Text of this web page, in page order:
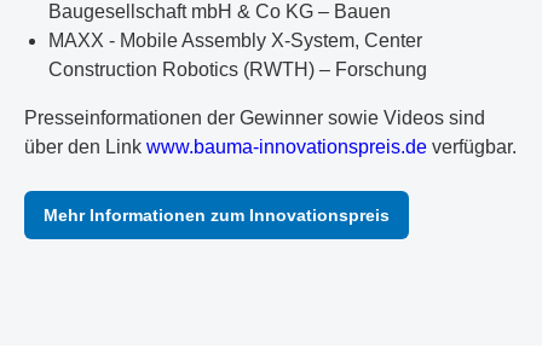
Baugesellschaft mbH & Co KG – Bauen
MAXX - Mobile Assembly X-System, Center
Construction Robotics (RWTH) – Forschung
Presseinformationen der Gewinner sowie Videos sind
über den Link www.bauma-innovationspreis.de verfügbar.
Mehr Informationen zum Innovationspreis